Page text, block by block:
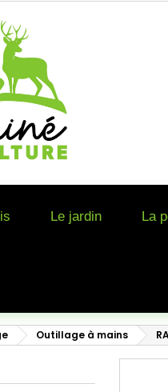
Le jardin La
Outillage à mains